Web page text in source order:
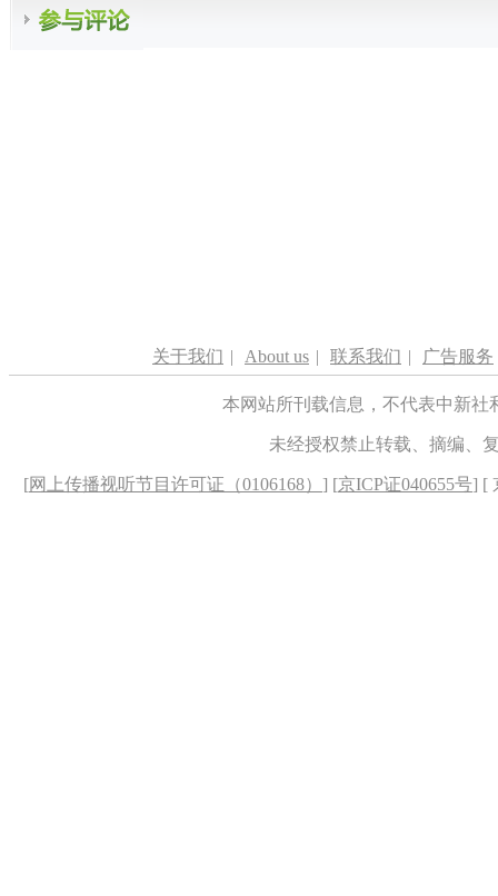
关于我们 | About us | 联系我们 | 广告服务
本网站所刊载信息，不代表中新
未经授权禁止转载、摘编、
[网上传播视听节目许可证（0106168） ] [京ICP证040655号] [